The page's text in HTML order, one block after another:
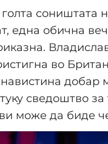
соништата
една обична
во
добар
сведоштво
може да биде